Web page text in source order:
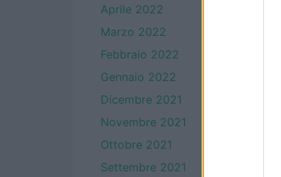
Aprile 2022
Marzo 2022
Febbraio 2022
Gennaio 2022
Dicembre 2021
Novembre 2021
Ottobre 2021
Settembre 2021